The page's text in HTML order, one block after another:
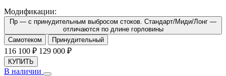
Модификации:
Пр — с принудительным выбросом стоков. Стандарт/Миди/Лонг —
отличаются по длине горловины
Самотеком
Принудительный
116 100 ₽ 129 000 ₽
КУПИТЬ
В наличии